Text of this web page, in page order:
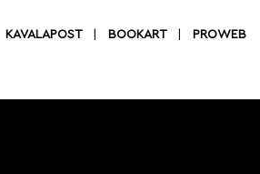
KAVALAPOST| BOOKART| PROWEB